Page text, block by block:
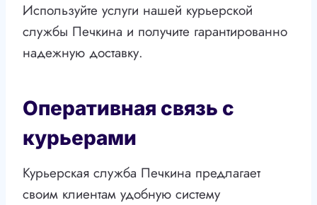
Используйте услуги нашей курьерской
службы Печкина и получите гарантированно
надежную доставку.
Оперативная связь с
курьерами
Курьерская служба Печкина предлагает
своим клиентам удобную систему